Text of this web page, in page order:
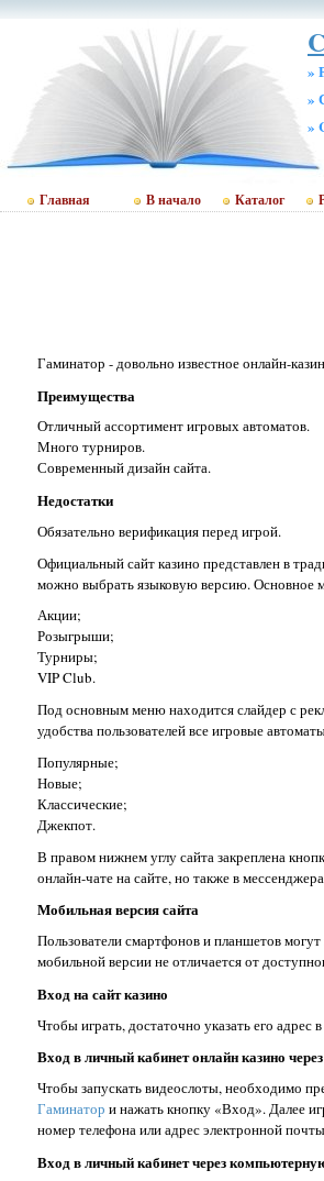
»
»
»
Главная В начало Каталог
Гаминатор - довольно известное онлайн-
Преимущества
Отличный ассортимент игровых автоматов.
Много турниров.
Современный дизайн сайта.
Недостатки
Обязательно верификация перед игрой.
Официальный сайт казино представлен в
можно выбрать языковую версию. Основное
Акции;
Розыгрыши;
Турниры;
VIP Club.
Под основным меню находится слайдер с
удобства пользователей все игровые
Популярные;
Новые;
Классические;
Джекпот.
В правом нижнем углу сайта закреплена
онлайн-чате на сайте, но также в
Мобильная версия сайта
Пользователи смартфонов и планшетов
мобильной версии не отличается от
Вход на сайт казино
Чтобы играть, достаточно указать его
Вход в личный кабинет онлайн казино
Чтобы запускать видеослоты, необходимо
Гаминатор и нажать кнопку «Вход». Далее
номер телефона или адрес электронной
Вход в личный кабинет через